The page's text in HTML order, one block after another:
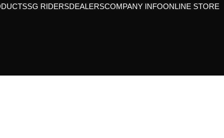
SG RIDERSDEALERSCOMPANY INFOONLINE STORE